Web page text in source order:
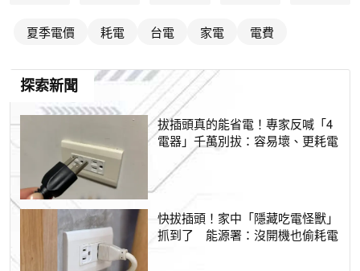
夏季電價 耗電 台電 家電 電費
探索新聞
拔插頭真的能省電！專家反喊「4
電器」千萬別拔：容易壞、更耗電
快拔插頭！家中「隱藏吃電怪獸」
抓到了 能源署：沒開機也偷耗電